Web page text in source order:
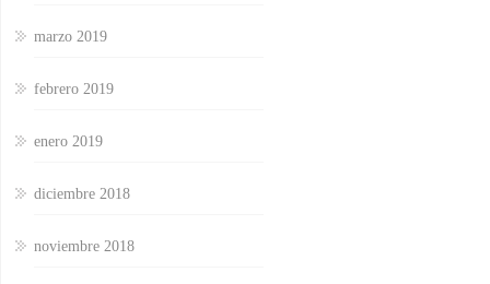
marzo 2019
febrero 2019
enero 2019
diciembre 2018
noviembre 2018